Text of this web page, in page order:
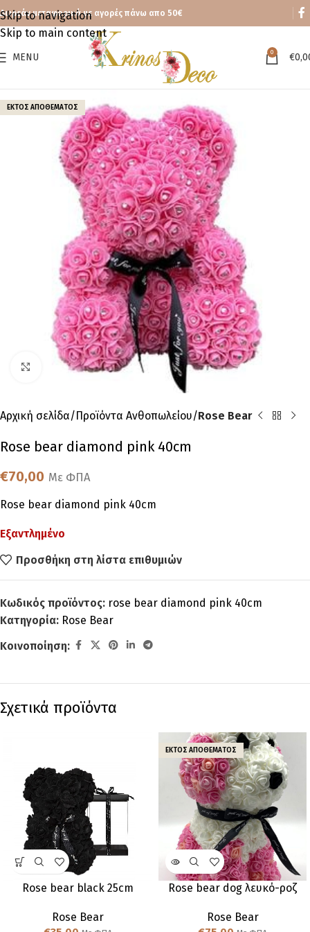
Skip to navigation
Skip to main content
Δωρεάν μεταφορικά με αγορές πάνω απο 50€
MENU 0 €
ΕΚΤΌΣ ΑΠΟΘΈΜΑΤΟΣ
Click to enlarge
Αρχική σελίδα Προϊόντα Ανθοπωλείου Rose Bear
Rose bear diamond pink 40cm
€70,00 Με ΦΠΑ
Rose bear diamond pink 40cm
Εξαντλημένο
Προσθήκη στη λίστα επιθυμιών
Κωδικός προϊόντος: rose bear diamond pink 40cm
Κατηγορία: Rose Bear
Κοινοποίηση:
Σχετικά προϊόντα
Rose bear black 25cm
Rose Bear
ΕΚΤΌΣ ΑΠΟΘΈΜΑΤΟΣ
Rose bear dog λευκό-ροζ
Rose Bear